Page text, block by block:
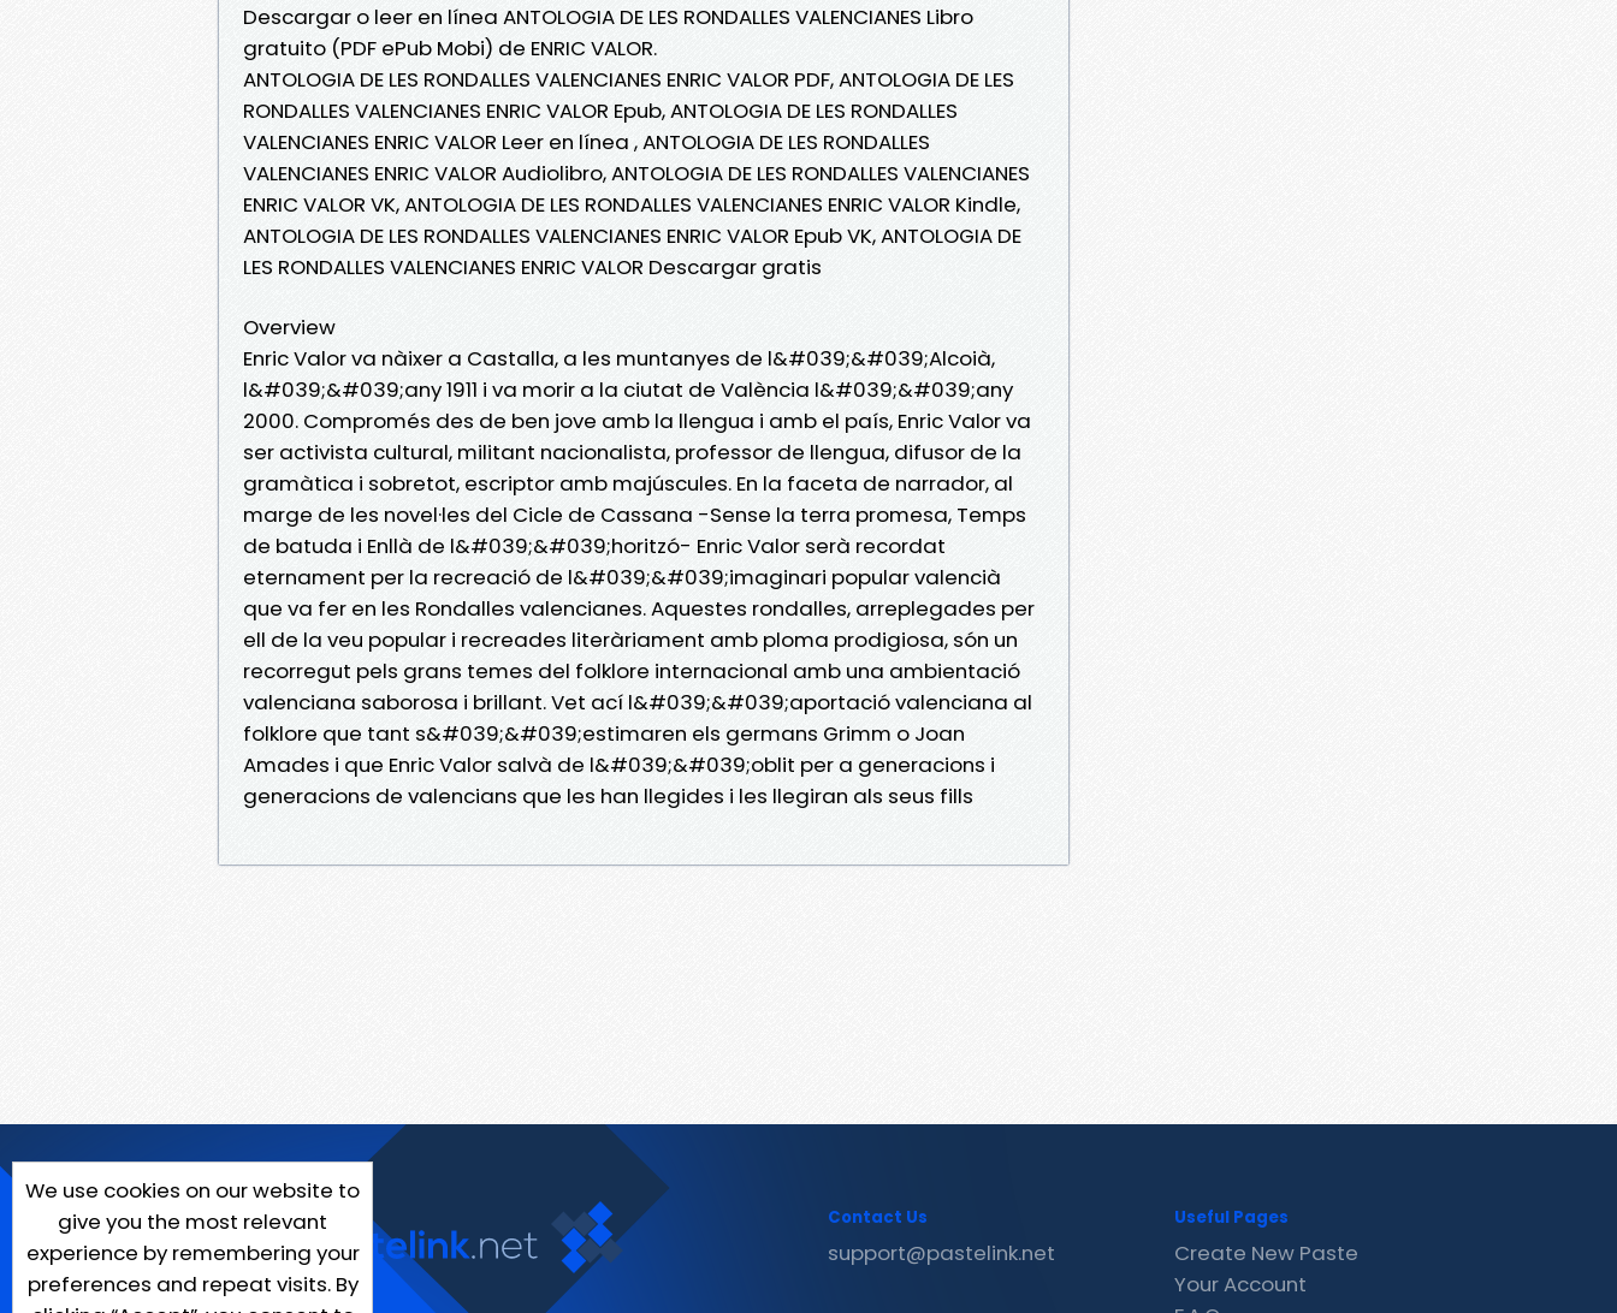
Descargar o leer en línea ANTOLOGIA DE LES RONDALLES VALENCIANES Libro
gratuito (PDF ePub Mobi) de ENRIC VALOR.
ANTOLOGIA DE LES RONDALLES VALENCIANES ENRIC VALOR PDF, ANTOLOGIA DE LES
RONDALLES VALENCIANES ENRIC VALOR Epub, ANTOLOGIA DE LES RONDALLES
VALENCIANES ENRIC VALOR Leer en línea , ANTOLOGIA DE LES RONDALLES
VALENCIANES ENRIC VALOR Audiolibro, ANTOLOGIA DE LES RONDALLES VALENCIANES
ENRIC VALOR VK, ANTOLOGIA DE LES RONDALLES VALENCIANES ENRIC VALOR Kindle,
ANTOLOGIA DE LES RONDALLES VALENCIANES ENRIC VALOR Epub VK, ANTOLOGIA DE
LES RONDALLES VALENCIANES ENRIC VALOR Descargar gratis
Overview
Enric Valor va nàixer a Castalla, a les muntanyes de l&#039;&#039;Alcoià,
l&#039;&#039;any 1911 i va morir a la ciutat de València l&#039;&#039;any
2000. Compromés des de ben jove amb la llengua i amb el país, Enric Valor va
ser activista cultural, militant nacionalista, professor de llengua, difusor de la
gramàtica i sobretot, escriptor amb majúscules. En la faceta de narrador, al
marge de les novel·les del Cicle de Cassana -Sense la terra promesa, Temps
de batuda i Enllà de l&#039;&#039;horitzó- Enric Valor serà recordat
eternament per la recreació de l&#039;&#039;imaginari popular valencià
que va fer en les Rondalles valencianes. Aquestes rondalles, arreplegades per
ell de la veu popular i recreades literàriament amb ploma prodigiosa, són un
recorregut pels grans temes del folklore internacional amb una ambientació
valenciana saborosa i brillant. Vet ací l&#039;&#039;aportació valenciana al
folklore que tant s&#039;&#039;estimaren els germans Grimm o Joan
Amades i que Enric Valor salvà de l&#039;&#039;oblit per a generacions i
generacions de valencians que les han llegides i les llegiran als seus fills
We use cookies on our website to
give you the most relevant
experience by remembering your
preferences and repeat visits. By
Contact Us
support@pastelink.net
Useful Pages
Create New Paste
Your Account